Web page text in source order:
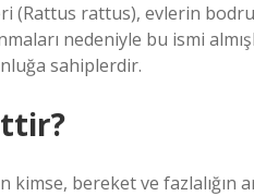
(Rattus rattus), evlerin
nedeniyle bu ismi
sahiplerdir.
bereket ve fazlalığın